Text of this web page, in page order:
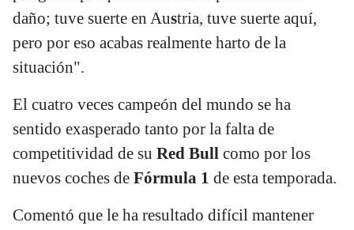
daño; tuve suerte en Austria, tuve suerte aquí,
pero por eso acabas realmente harto de la
situación".
El cuatro veces campeón del mundo se ha
sentido exasperado tanto por la falta de
competitividad de su Red Bull como por los
nuevos coches de Fórmula 1 de esta temporada.
Comentó que le ha resultado difícil mantener